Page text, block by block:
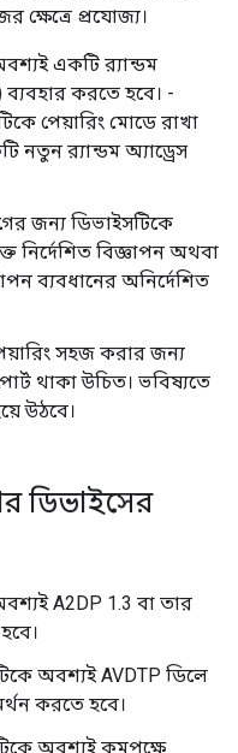
ক্ষেত্রে প্রযোজ্য।
একটি র‍্যান্ডম
ব্যবহার করতে হবে। -
পেয়ারিং মোডে রাখা
নতুন র‍্যান্ডম অ্যাড্রেস
জন্য ডিভাইসটিকে
নির্দেশিত বিজ্ঞাপন অথবা
ব্যবধানের অনির্দেশিত
সহজ করার জন্য
থাকা উচিত। ভবিষ্যতে
উঠবে।
ডিভাইসের
A2DP 1.3 বা তার
অবশ্যই AVDTP ডিলে
করতে হবে।
অবশ্যই কমপক্ষে